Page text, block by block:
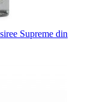
Supreme din